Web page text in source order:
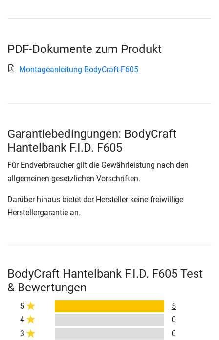
PDF-Dokumente zum Produkt
Montageanleitung BodyCraft-F605
Garantiebedingungen: BodyCraft
Hantelbank F.I.D. F605
Für Endverbraucher gilt die Gewährleistung nach den
allgemeinen gesetzlichen Vorschriften.
Darüber hinaus bietet der Hersteller keine freiwillige
Herstellergarantie an.
BodyCraft Hantelbank F.I.D. F605 Test
& Bewertungen
5
5
4
0
3
0